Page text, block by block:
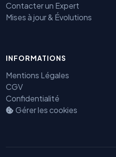
Contacter un Expert
Mises à jour & Évolutions
INFORMATIONS
Mentions Légales
CGV
Confidentialité
Gérer les cookies